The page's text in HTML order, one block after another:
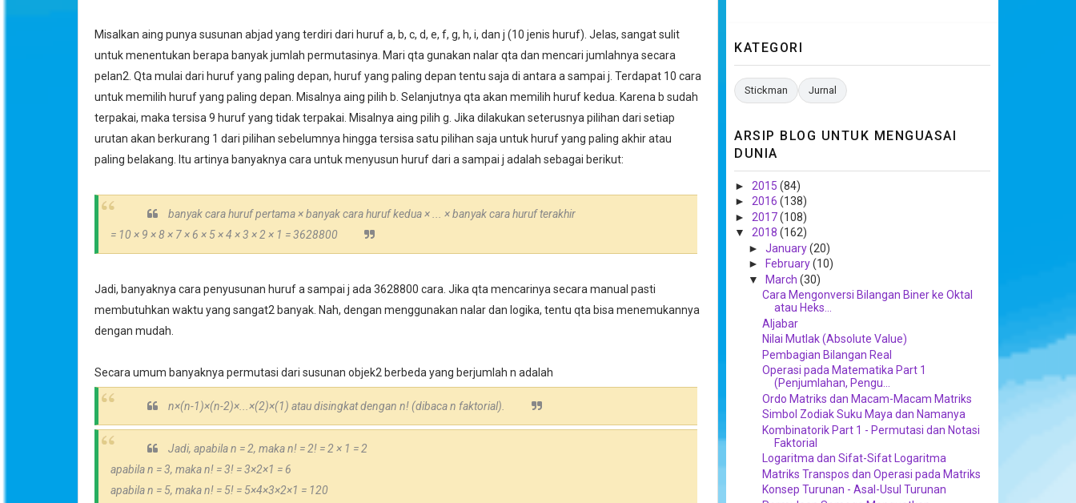
Misalkan aing punya susunan abjad yang terdiri dari huruf a, b, c, d, e, f, g, h, i, dan j (10 jenis huruf). Jelas, sangat sulit
untuk menentukan berapa banyak jumlah permutasinya. Mari qta gunakan nalar qta dan mencari jumlahnya secara
pelan2. Qta mulai dari huruf yang paling depan, huruf yang paling depan tentu saja di antara a sampai j. Terdapat 10 cara
untuk memilih huruf yang paling depan. Misalnya aing pilih b. Selanjutnya qta akan memilih huruf kedua. Karena b sudah
terpakai, maka tersisa 9 huruf yang tidak terpakai. Misalnya aing pilih g. Jika dilakukan seterusnya pilihan dari setiap
urutan akan berkurang 1 dari pilihan sebelumnya hingga tersisa satu pilihan saja untuk huruf yang paling akhir atau
paling belakang. Itu artinya banyaknya cara untuk menyusun huruf dari a sampai j adalah sebagai berikut:
banyak cara huruf pertama× banyak cara huruf kedua× ... × banyak cara huruf terakhir
= 10 × 9 × 8× 7× 6 × 5× 4 × 3 × 2 × 1 =3628800
Jadi, banyaknya cara penyusunan huruf a sampai j ada 3628800 cara. Jika qta mencarinya secara manual pasti
membutuhkan waktu yang sangat2 banyak. Nah, dengan menggunakan nalar dan logika, tentu qta bisa menemukannya
dengan mudah.
Secara umum banyaknya permutasi dari susunan objek2 berbeda yang berjumlah n adalah
n×(n-1)×(n-2)× ×(2)×(1) atau disingkat dengan n! (dibaca n faktorial).
Jadi, apabila n = 2, maka n! = 2! = 2 × 1 = 2
apabila n = 3, maka n! = 3! = 3×2×1 = 6
apabila n = 5, maka n! = 5! = 5×4×3×2×1 = 120
KATEGORI
Stickman Jurnal
ARSIP BLOG UNTUK MENGUASAI
DUNIA
► 2015 (84)
► 2016 (138)
► 2017(108)
▼ 2018 (162)
► January(20)
►
February(10)
▼
March (30)
Cara Mengonversi Bilangan Biner ke Oktal
atau Heks...
Aljabar
Nilai Mutlak (Absolute Value)
Pembagian Bilangan Real
Operasi pada Matematika Part 1
(Penjumlahan, Pengu...
Ordo Matriks dan Macam-Macam Matriks
Simbol Zodiak Suku Maya dan Namanya
Kombinatorik Part 1 - Permutasi dan Notasi
Faktorial
Logaritma dan Sifat-Sifat Logaritma
Matriks Transpos dan Operasi pada Matriks
Konsep Turunan - Asal-Usul Turunan